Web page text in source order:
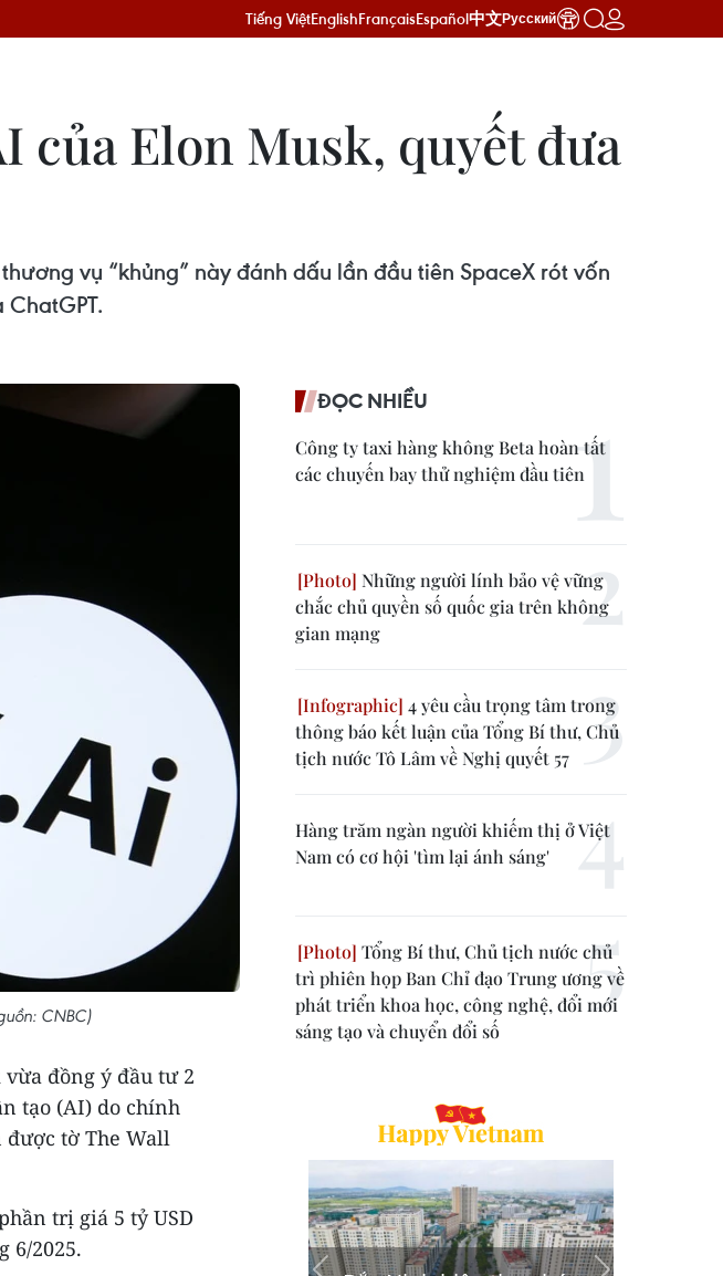
Tiếng ViệtEnglishFrançaisEspañol中文Русский
của Elon Musk, quyết đưa
vụ “khủng” này đánh dấu lần đầu tiên SpaceX rót vốn
CNBC)
đồng ý đầu tư 2
tạo (AI) do chính
được tờ The Wall
trị giá 5 tỷ USD
6/2025.
ĐỌC NHIỀU
Công ty taxi hàng không Beta hoàn tất
các chuyến bay thử nghiệm đầu tiên
Những người lính bảo vệ vững
chắc chủ quyền số quốc gia trên không
gian mạng
4 yêu cầu trọng tâm trong
thông báo kết luận của Tổng Bí thư, Chủ
tịch nước Tô Lâm về Nghị quyết 57
Hàng trăm ngàn người khiếm thị ở Việt
Nam có cơ hội 'tìm lại ánh sáng'
Tổng Bí thư, Chủ tịch nước chủ
trì phiên họp Ban Chỉ đạo Trung ương về
phát triển khoa học, công nghệ, đổi mới
sáng tạo và chuyển đổi số